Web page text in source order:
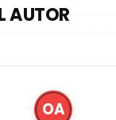
AUTOR
OA